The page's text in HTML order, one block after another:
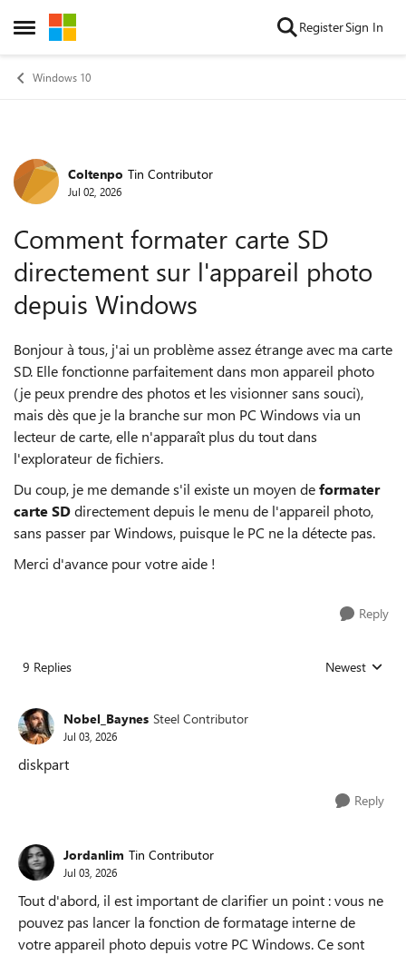
Open Side Menu
Skip to content RegisterSign In
Windows 10
Forum Discussion
Coltenpo Tin Contributor
Jul 02, 2026
Comment formater carte SD
directement sur l'appareil photo
depuis Windows
Bonjour à tous, j'ai un problème assez étrange avec ma carte
SD. Elle fonctionne parfaitement dans mon appareil photo
(je peux prendre des photos et les visionner sans souci),
mais dès que je la branche sur mon PC Windows via un
lecteur de carte, elle n'apparaît plus du tout dans
l'explorateur de fichiers.
Du coup, je me demande s'il existe un moyen deformater
carte SDdirectement depuis le menu de l'appareil photo,
sans passer par Windows, puisque le PC ne la détecte pas.
Merci d'avance pour votre aide !
Reply
9 Replies Replies sorted
Newest
Nobel_Baynes Steel Contributor
Jul 03, 2026
diskpart
Reply
Jordanlim Tin Contributor
Jul 03, 2026
Tout d'abord, il est important de clarifier un point : vous ne
pouvez pas lancer la fonction de formatage interne de
votre appareil photo depuis votre PC Windows. Ce sont